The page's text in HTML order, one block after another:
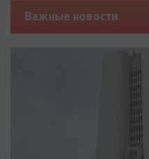
Важные новости